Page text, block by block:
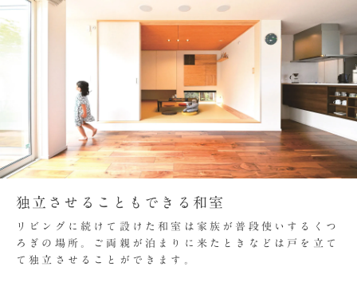
独立させることもできる和室
リビングに続けて設けた和室は家族が普段使いするくつ
ろぎの場所。ご両親が泊まりに来たときなどは戸を立て
て独立させることができます。